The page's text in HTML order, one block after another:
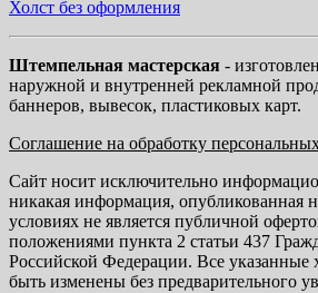
Холст без оформления
Штемпельная мастерская -
наружной и внутренней рекламной
баннеров, вывесок, пластиковых карт.
Соглашение на обработку
Сайт носит исключительно
никакая информация, опубликованная
условиях не является публичной
положениями пункта 2 статьи 437
Российской Федерации. Все указанные
быть изменены без предварительного